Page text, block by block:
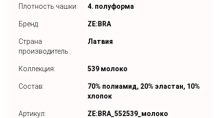
Плотность чашки: 4. полуформа
Бренд: ZE:BRA
Страна
производитель:
Латвия
Коллекция: 539 молоко
Состав:
70% полиамид, 20% эластан, 10%
хлопок
Артикул: ZE:BRA_552539_молоко